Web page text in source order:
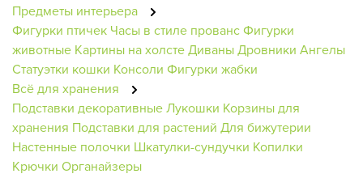
Предметы интерьера
Фигурки птичек Часы в стиле провансФигурки
животные Картины на холстеДиваныДровники Ангелы
Статуэтки кошки Консоли Фигурки жабки
Всё для хранения
Подставки декоративныеЛукошки Корзины для
хранения Подставки для растений Для бижутерии
Настенные полочки Шкатулки-сундучки Копилки
Крючки Органайзеры